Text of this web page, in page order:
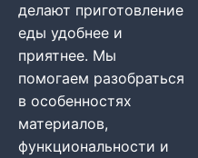
делают приготовление
еды удобнее и
приятнее. Мы
помогаем разобраться
в особенностях
материалов,
функциональности и